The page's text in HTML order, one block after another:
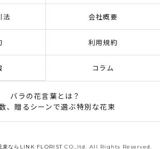
法 会社概要
利用規約
コラム
バラの花言葉とは？
、贈るシーンで選ぶ特別な花束
束ならLINK FLORIST CO.,ltd. All Rights Reserved.